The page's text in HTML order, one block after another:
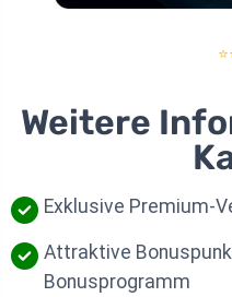
Weitere
Exklusive Premium-
Attraktive
Bonusprogramm